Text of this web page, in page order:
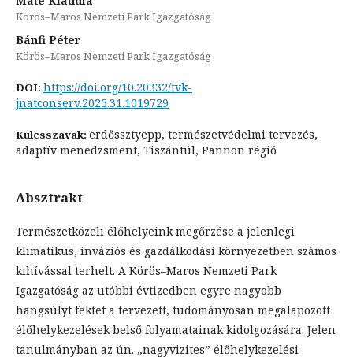
Körös–Maros Nemzeti Park Igazgatóság
Bánfi Péter
Körös–Maros Nemzeti Park Igazgatóság
DOI: https://doi.org/10.20332/tvk-
jnatconserv.2025.31.1019729
Kulcsszavak: erdőssztyepp, természetvédelmi tervezés,
adaptív menedzsment, Tiszántúl, Pannon régió
Absztrakt
Természetközeli élőhelyeink megőrzése a jelenlegi
klimatikus, inváziós és gazdálkodási környezetben számos
kihívással terhelt. A Körös–Maros Nemzeti Park
Igazgatóság az utóbbi évtizedben egyre nagyobb
hangsúlyt fektet a tervezett, tudományosan megalapozott
élőhelykezelések belső folyamatainak kidolgozására. Jelen
tanulmányban az ún. „nagyvizites” élőhelykezelési